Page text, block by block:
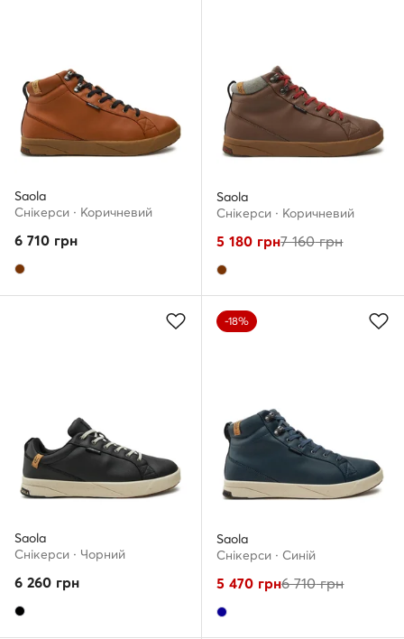
Saola
Снікерcи · Коричневий
6 710 грн
Saola
Снікерcи · Коричневий
5 180 грн7 160грн
Saola
Снікерcи · Чорний
6 260 грн
-18%
Saola
Снікерcи · Cиній
5 470 грн6 710грн